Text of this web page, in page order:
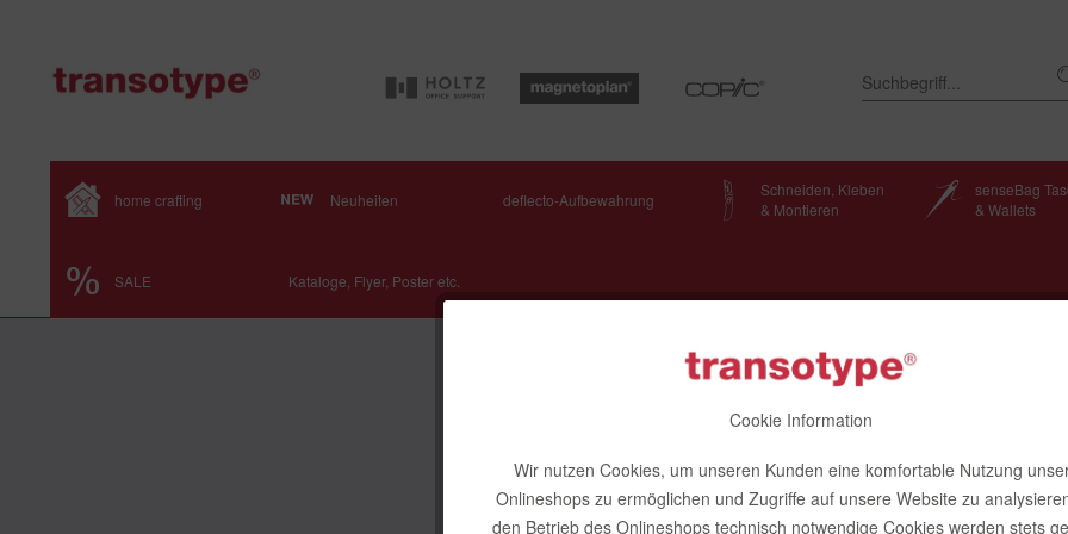
home crafting Neuheiten deflecto-Aufbewahrung
Schneiden, Kleben
& Montieren
senseBag
& Wallets
SALE Kataloge, Flyer, Poster etc.
Cookie Information
Wir nutzen Cookies, um unseren Kunden eine komfortable Nutzung
Onlineshops zu ermöglichen und Zugriffe auf unsere Website zu
den Betrieb des Onlineshops technisch notwendige Cookies werden stets